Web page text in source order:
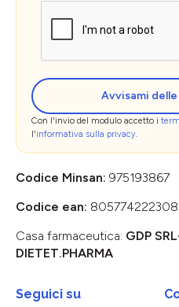
Avvisami
Con l'invio del modulo accetto i
l'informativa sulla privacy.
Codice Minsan: 975193867
Codice ean:
Casa farmaceutica: GDP
DIETET.PHARMA
Seguici su